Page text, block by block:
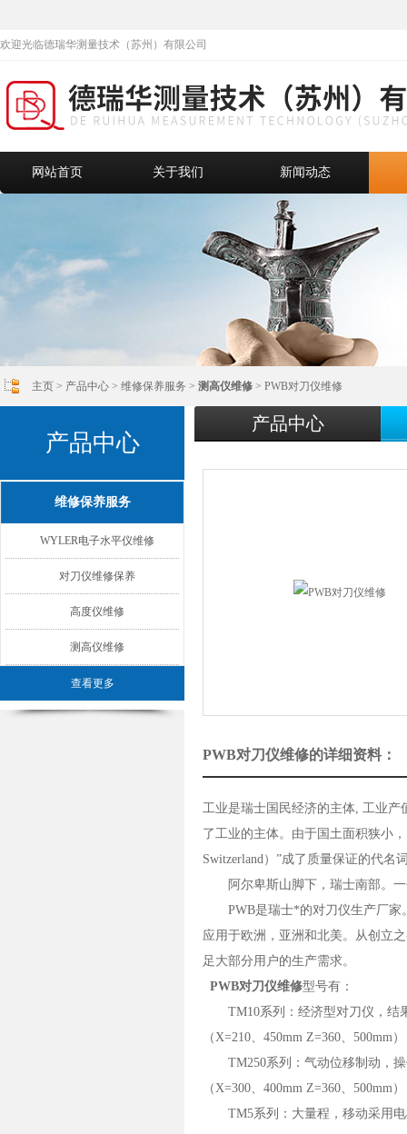
欢迎光临德瑞华测量技术（苏州）有限公司
网站首页 关于我们 新闻动态
主页 > 产品中心 > 维修保养服务 > 测高仪维修 > PWB对刀仪维修
产品中心
维修保养服务
WYLER电子水平仪维修
对刀仪维修保养
高度仪维修
测高仪维修
查看更多
产品中心
PWB对刀仪维修的详细资料：
工业是瑞士国民经济的主体, 工业产
了工业的主体。由于国土面积狭小
Switzerland）”成了质量保证的代名
阿尔卑斯山脚下，瑞士南部。一
PWB是瑞士*的对刀仪生产厂家
应用于欧洲，亚洲和北美。从创立
足大部分用户的生产需求。
PWB对刀仪维修型号有：
TM10系列：经济型对刀仪，结
（X=210、450mm Z=360、500mm）
TM250系列：气动位移制动，操
（X=300、400mm Z=360、500mm）
TM5系列：大量程，移动采用电